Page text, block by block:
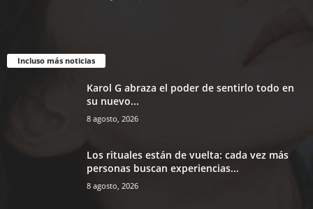
Incluso más noticias
Karol G abraza el poder de sentirlo todo en
su nuevo...
8 agosto, 2026
Los rituales están de vuelta: cada vez más
personas buscan experiencias...
8 agosto, 2026